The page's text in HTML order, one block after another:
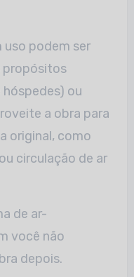
uso podem ser
propósitos
ou
a obra para
original, como
circulação de ar
de ar-
você não
depois.